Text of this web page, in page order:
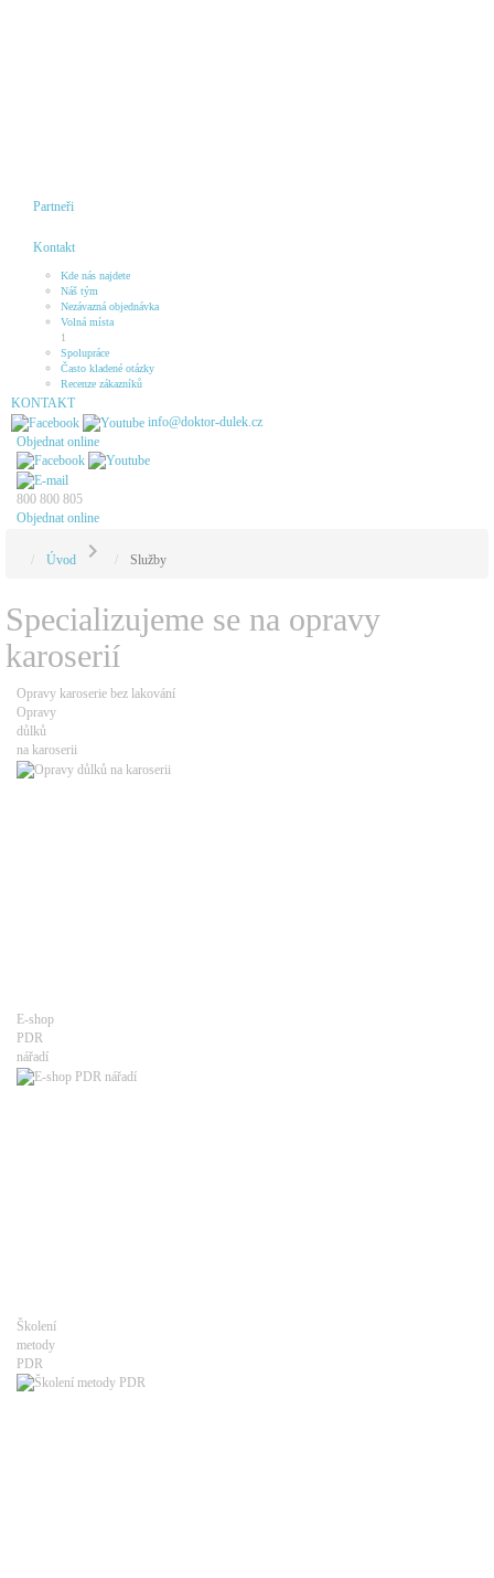
Partneři
Kontakt
Kde nás najdete
Náš tým
Nezávazná objednávka
Volná místa
1
Spolupráce
Často kladené otázky
Recenze zákazníků
KONTAKT
info@doktor-dulek.cz
Objednat online
800 800 805
Objednat online
Úvod chevron_right Služby
Specializujeme se na opravy
karoserií
Opravy karoserie bez lakování
Opravy
důlků
na karoserii
E-shop
PDR
nářadí
Školení
metody
PDR